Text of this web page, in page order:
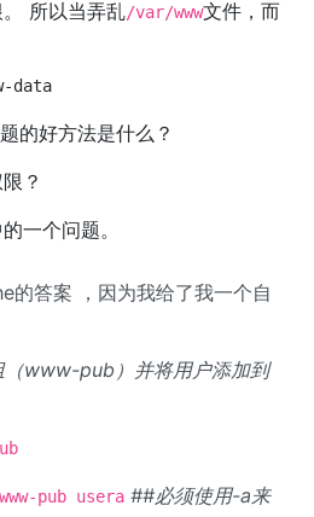
所以当弄乱/var/www文件，而
data
的好方法是什么？
？
一个问题。
的答案 ，因为我给了我一个自
www-pub）并将用户添加到
pub usera ##必须使用-a来